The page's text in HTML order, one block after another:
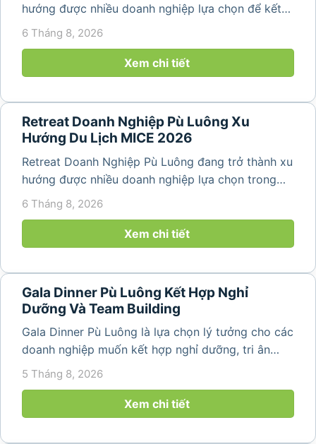
hướng được nhiều doanh nghiệp lựa chọn để kết
hợp giữa nghỉ ngơi, tái tạo năng lượng và xây
lịch đơn thuần, nhiều công ty...
6 Tháng 8, 2026
Xem chi tiết
Retreat Doanh Nghiệp Pù Luông Xu
Hướng Du Lịch MICE 2026
Retreat Doanh Nghiệp Pù Luông đang trở thành xu
hướng được nhiều doanh nghiệp lựa chọn trong
năm 2026 khi nhu cầu kết hợp nghỉ dưỡng, hội
mang đến khoảng thời gian thư giãn...
6 Tháng 8, 2026
Xem chi tiết
Gala Dinner Pù Luông Kết Hợp Nghỉ
Dưỡng Và Team Building
Gala Dinner Pù Luông là lựa chọn lý tưởng cho các
doanh nghiệp muốn kết hợp nghỉ dưỡng, tri ân
nhân viên và xây dựng tinh thần đồng đội trong
núi rừng hùng vĩ, không khí...
5 Tháng 8, 2026
Xem chi tiết